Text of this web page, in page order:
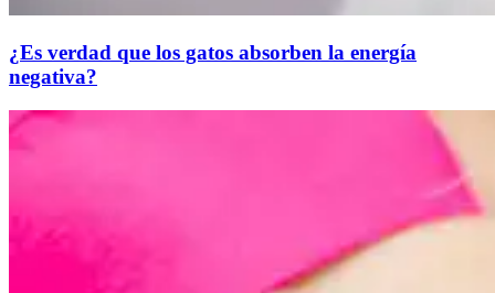
¿Es verdad que los gatos absorben la energía
negativa?